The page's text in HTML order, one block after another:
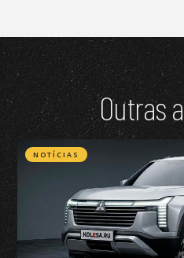
Outras
NOTÍCIAS